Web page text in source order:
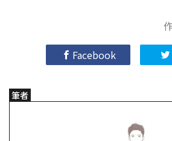
Facebook
筆者